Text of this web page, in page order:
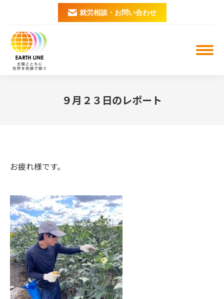
就労相談・お問い合わせ
９月２３日のレポート
お疲れ様です。